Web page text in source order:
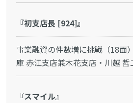
『初支店長 [924]』
事業融資の件数増に挑戦（18面
庫 赤江支店兼木花支店・川越 哲
『スマイル』